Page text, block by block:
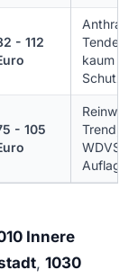
- 112
Tendenz,
kaum
- 105
Trend,
WDVS,
Auflagen
Innere
, 1030